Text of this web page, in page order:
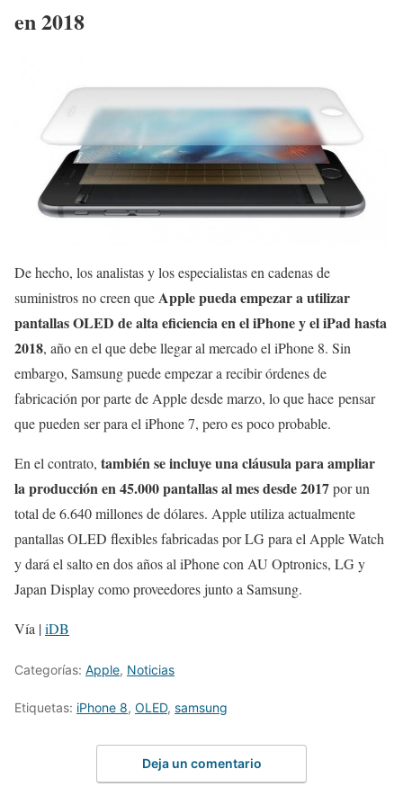
en 2018
De hecho, los analistas y los especialistas en cadenas de
suministros no creen queApple pueda empezar autilizar
pantallas OLED de alta eficiencia en el iPhone y el iPad hasta
2018, año en el que debe llegar al mercado el iPhone 8. Sin
embargo, Samsung puede empezar a recibir órdenes de
fabricación por parte de Apple desde marzo, lo que hace pensar
que pueden ser para el iPhone 7, pero es poco probable.
En el contrato, también se incluye una cláusula para ampliar
la producción en 45.000 pantallas al mes desde 2017por un
total de 6.640 millones de dólares. Apple utiliza actualmente
pantallas OLED flexibles fabricadas por LG para el Apple Watch
y dará el salto en dos años al iPhone con AU Optronics, LG y
Japan Display como proveedores junto a Samsung.
Vía |iDB
Categorías: Apple, Noticias
Etiquetas: iPhone 8, OLED, samsung
Deja un comentario